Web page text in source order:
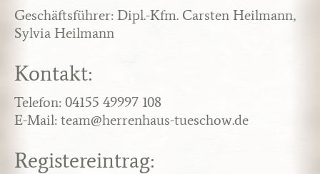
Geschäftsführer: Dipl.-Kfm. Carsten Heilmann,
Sylvia Heilmann
Kontakt:
Telefon: 04155 49997 108
E-Mail: team@herrenhaus-tueschow.de
Registereintrag: